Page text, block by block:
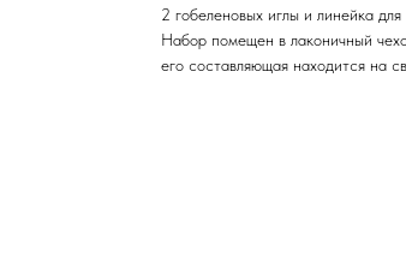
2 гобеленовых иглы и линейка
Набор помещен в лаконичный
его составляющая находится на